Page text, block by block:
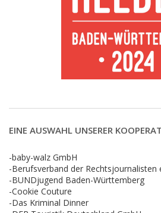
EINE AUSWAHL UNSERER
-baby-walz GmbH
-Berufsverband der Rechtsjournalisten
-BUNDjugend Baden-Württemberg
-Cookie Couture
-Das Kriminal Dinner